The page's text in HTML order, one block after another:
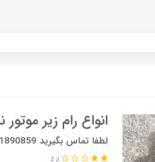
انواع رام زیر
لطفا تماس بگیرید 09121890859 ساعات تماس 9 صبح الی 6 عصر
از 2